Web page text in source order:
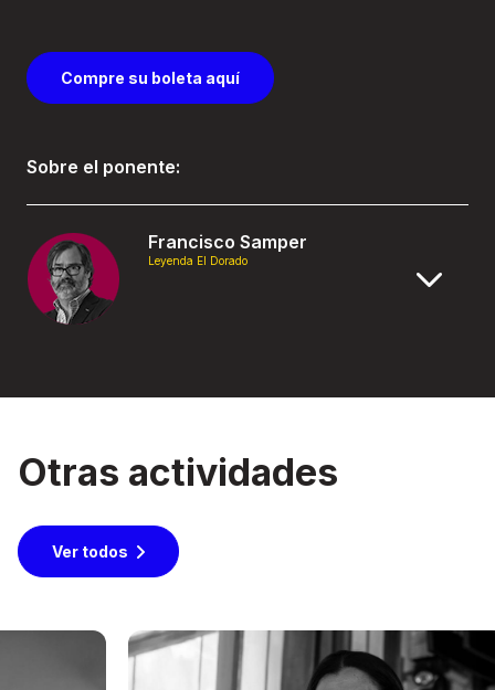
Compre su boleta aquí
Sobre el ponente:
Francisco Samper
Leyenda El Dorado
Otras actividades
Ver todos